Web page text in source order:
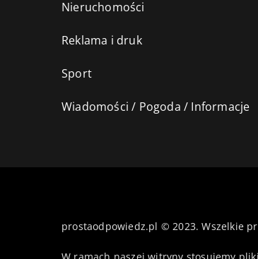
Nieruchomości
Reklama i druk
Sport
Wiadomości / Pogoda / Informacje
prostaodpowiedz.pl © 2023. Wszelkie